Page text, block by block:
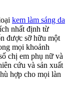
kem làm sáng da
nhất định từ
được sỡ hữu một
mọi khoảnh
chị em phụ nữ và
cứu và sản xuất
hợp cho mọi làn